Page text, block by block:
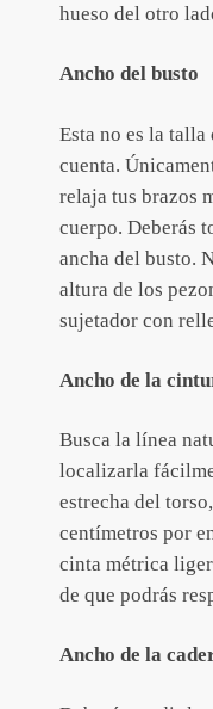
hueso del otro
Ancho del busto
Esta no es la
cuenta.
relaja tus brazos
cuerpo. Deberás
ancha del busto.
altura de los
sujetador con
Ancho de la
Busca la línea
localizarla
estrecha del
centímetros por
cinta métrica
de que podrás
Ancho de la